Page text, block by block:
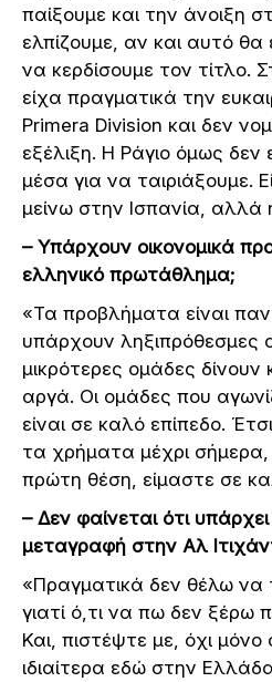
παίξουμε και την άνοιξη
ελπίζουμε, αν και αυτό θα
να κερδίσουμε τον τίτλο.
είχα πραγματικά την
Primera Division και δεν
εξέλιξη. Η Ράγιο όμως δεν
μέσα για να ταιριάξουμε.
μείνω στην Ισπανία,
– Υπάρχουν οικονομικά
ελληνικό πρωτάθλημα;
«Τα προβλήματα είναι
υπάρχουν ληξιπρόθεσμες
μικρότερες ομάδες
αργά. Οι ομάδες που
είναι σε καλό επίπεδο.
τα χρήματα μέχρι σήμερα,
πρώτη θέση, είμαστε σε
– Δεν φαίνεται ότι
μεταγραφή στην Αλ
«Πραγματικά δεν θέλω να
γιατί ό,τι να πω δεν ξέρω
Και, πιστέψτε με, όχι
ιδιαίτερα εδώ στην